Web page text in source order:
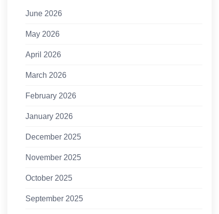
June 2026
May 2026
April 2026
March 2026
February 2026
January 2026
December 2025
November 2025
October 2025
September 2025